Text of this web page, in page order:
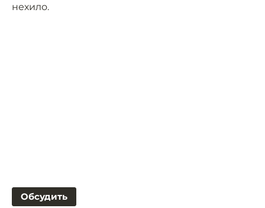
нехило.
Обсудить